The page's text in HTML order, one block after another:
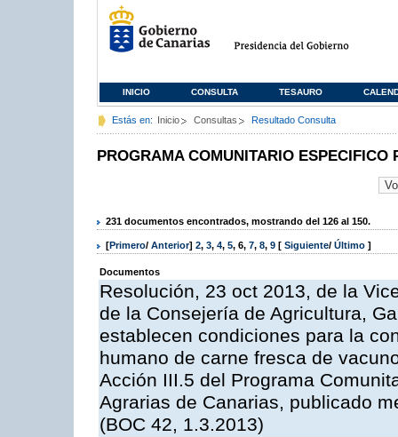
INICIO CONSULTA TESAURO
Estás en: Inicio Consultas Resultado Consulta
PROGRAMA COMUNITARIO ESPECIFICO
231 documentos encontrados, mostrando del 126 al 150.
[Primero/ Anterior] 2, 3, 4, 5, 6, 7, 8, 9 [ Siguiente/ Último ]
Documentos
Resolución, 23 oct 2013, de la
de la Consejería de Agricultura,
establecen condiciones para la
humano de carne fresca de
Acción III.5 del Programa
Agrarias de Canarias, publicado
(BOC 42, 1.3.2013)